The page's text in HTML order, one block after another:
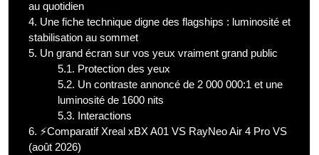
au quotidien
4. Une fiche technique digne des flagships : luminosité et
stabilisation au sommet
5. Un grand écran sur vos yeux vraiment grand public
5.1. Protection des yeux
5.2. Un contraste annoncé de 2 000 000:1 et une
luminosité de 1600 nits
5.3. Interactions
6. ⚡Comparatif Xreal xBX A01 VS RayNeo Air 4 Pro VS
(août 2026)